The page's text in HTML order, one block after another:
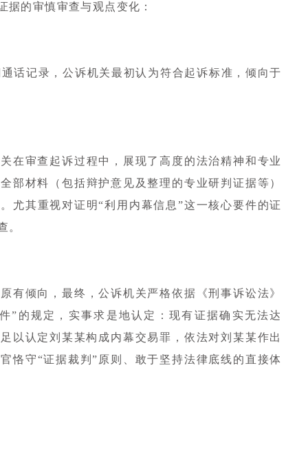
据的审慎审查与观点变化：
话记录，公诉机关最初认为符合起诉标准，倾向于
在审查起诉过程中，展现了高度的法治精神和专业
部材料（包括辩护意见及整理的专业研判证据等）
尤其重视对证明“利用内幕信息”这一核心要件的证
。
有倾向，最终，公诉机关严格依据《刑事诉讼法》
”的规定，实事求是地认定：现有证据确实无法达
以认定刘某某构成内幕交易罪，依法对刘某某作出
恪守“证据裁判”原则、敢于坚持法律底线的直接体